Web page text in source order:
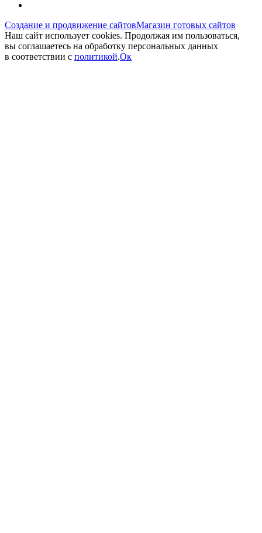
Создание и продвижение сайтовМагазин готовых сайтов
Наш сайт использует cookies. Продолжая им пользоваться,
вы соглашаетесь на обработку персональных данных
в соответствии с политикой.Ок